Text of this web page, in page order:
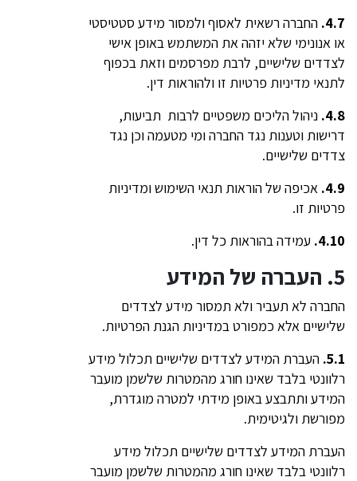
4.7. החברה רשאית לאסוף ולמסור מידע סטטיסטי
או אנונימי שלא יזהה את המשתמש באופן אישי
לצדדים שלישיים, לרבת מפרסמים וזאת בכפוף
לתנאי מדיניות פרטיות זו ולהוראות דין.
4.8. ניהול הליכים משפטיים לרבות תביעות,
דרישות וטענות נגד החברה ומי מטעמה וכן נגד
צדדים שלישיים.
4.9. אכיפה של הוראות תנאי השימוש ומדיניות
פרטיות זו.
4.10. עמידה בהוראות כל דין.
5. העברה של המידע
החברה לא תעביר ולא תמסור מידע לצדדים
שלישיים אלא כמפורט במדיניות הגנת הפרטיות.
5.1. העברת המידע לצדדים שלישיים תכלול מידע
רלוונטי בלבד שאינו חורג מהמטרות שלשמן מועבר
המידע ותתבצע באופן מידתי למטרה מוגדרת,
מפורשת ולגיטימית.
העברת המידע לצדדים שלישיים תכלול מידע
רלוונטי בלבד שאינו חורג מהמטרות שלשמן מועבר